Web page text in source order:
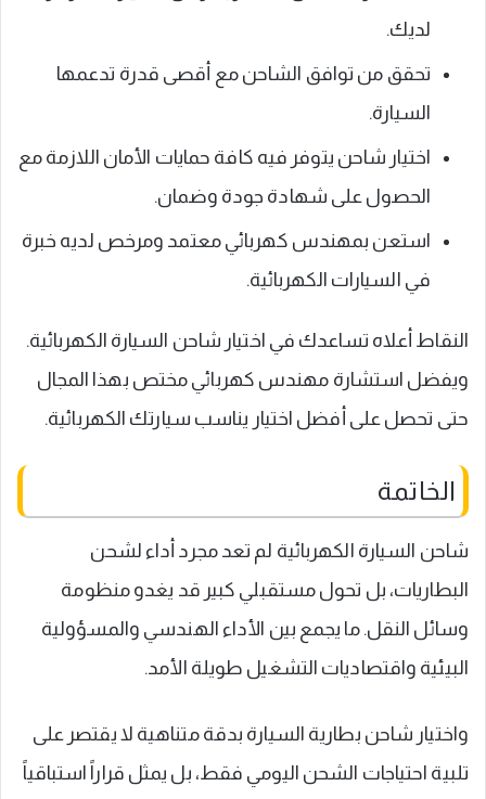
لديك.
تحقق من توافق الشاحن مع أقصى قدرة تدعمها
السيارة.
اختيار شاحن يتوفر فيه كافة حمايات الأمان اللازمة مع
الحصول على شهادة جودة وضمان.
استعن بمهندس كهربائي معتمد ومرخص لديه خبرة
في السيارات الكهربائية.
النقاط أعلاه تساعدك في اختيار شاحن السيارة الكهربائية.
ويفضل استشارة مهندس كهربائي مختص بهذا المجال
حتى تحصل على أفضل اختيار يناسب سيارتك الكهربائية.
الخاتمة
شاحن السيارة الكهربائية لم تعد مجرد أداء لشحن
البطاريات، بل تحول مستقبلي كبير قد يغدو منظومة
وسائل النقل. ما يجمع بين الأداء الهندسي والمسؤولية
البيئية واقتصاديات التشغيل طويلة الأمد.
واختيار شاحن بطارية السيارة بدقة متناهية لا يقتصر على
تلبية احتياجات الشحن اليومي فقط، بل يمثل قراراً استباقياً